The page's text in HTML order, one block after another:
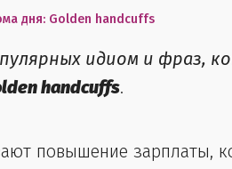
дня: Golden handcuffs
идиом и фраз,
handcuffs.
повышение зарплаты,